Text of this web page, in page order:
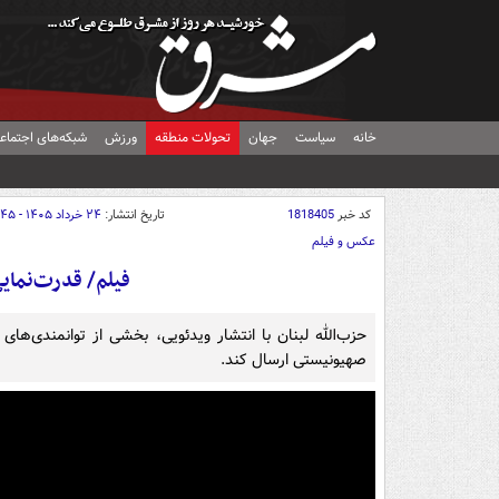
خانه سیاست جهان تحولات منطقه ورزش شبکه‌های
کد خبر1818405 تاریخ انتشار: ۲۴ خرداد ۱۴۰۵ - ۱۸:۴۵
عکس و فیلم
فیلم/
حزب‌الله لبنان با انتشار ویدئویی، بخشی از
صهیونیستی ارسال کند.